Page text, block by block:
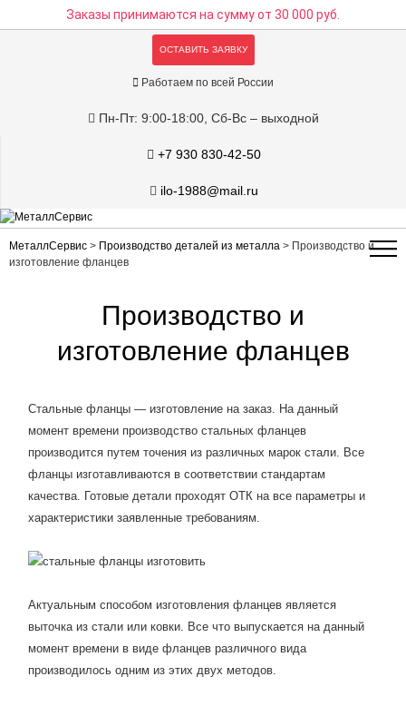
Заказы принимаются на суммуот 30 000 руб.
ОСТАВИТЬ ЗАЯВКУ
Работаем по всей России
Пн-Пт: 9:00-18:00, Сб-Вс – выходной
+7 930 830-42-50
ilo-1988@mail.ru
МеталлСервис > Производство деталей из металла > Производство и
изготовление фланцев
Производство и
изготовление фланцев
Стальные фланцы — изготовление на заказ. На данный
момент времени производство стальных фланцев
производится путем точения из различных марок стали. Все
фланцы изготавливаются в соответствии стандартам
качества. Готовые детали проходят ОТК на все параметры и
характеристики заявленные требованиям.
Актуальным способом изготовления фланцев является
выточка из стали или ковки. Все что выпускается на данный
момент времени в виде фланцев различного вида
производилось одним из этих двух методов.